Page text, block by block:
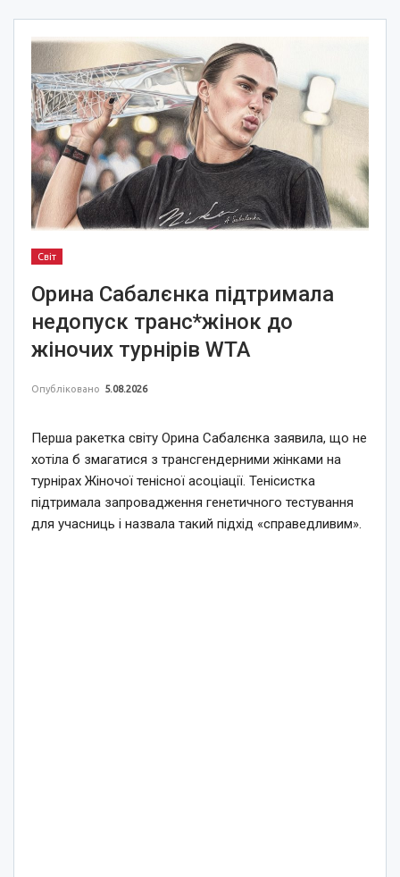
Світ
Орина Сабалєнка підтримала
недопуск транс*жінок до
жіночих турнірів WTA
Опубліковано 5.08.2026
Перша ракетка світу Орина Сабалєнка заявила, що не
хотіла б змагатися з трансгендерними жінками на
турнірах Жіночої тенісної асоціації. Тенісистка
підтримала запровадження генетичного тестування
для учасниць і назвала такий підхід «справедливим».